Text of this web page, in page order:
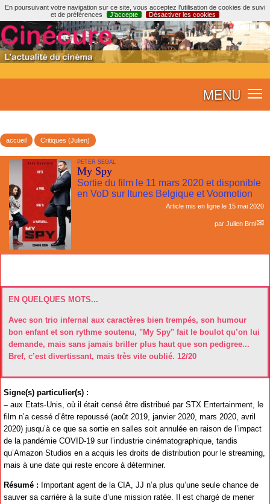
En poursuivant votre navigation sur ce site, vous acceptez l’utilisation de cookies de suivi
et de préférences
J’accepte Désactiver les cookies
MENU
accueil Critiques (Julien)
PETER SEGAL
My Spy
Sortie du film le 11 mars 2020 et disponible
en VoD sur Itunes Belgique et Voomotion
Article mis en ligne le 15 mai 2020
par Julien Brnl
EN QUELQUES MOTS...
Avec son trio infernal aux caractères bien trempés, son humour
bon enfant et son rythme soutenu, "My Spy" fait le boulot qu’on lui
demande, mais sans jamais briller plus haut que son pedigree...
Bref, c’est divertissant, mais très vite oublié. 12/20
Signe(s) particulier(s) :
– aux Etats-Unis, où il était censé être distribué par STX Entertainment, le
film n’a cessé d’être repoussé (août 2019, janvier 2020, mars 2020, avril
2020) jusqu’à ce que sa sortie en salles soit annulée en raison de l’impact
de la pandémie COVID-19 sur l’industrie cinématographique, tandis
qu’Amazon Studios en a acquis les droits de distribution pour le streaming,
mais à une date qui reste encore à déterminer.
Résumé : Important agent de la CIA, JJ n’a plus qu’une seule chance de
sauver sa carrière à la suite d’une mission ratée. Il est chargé de mener